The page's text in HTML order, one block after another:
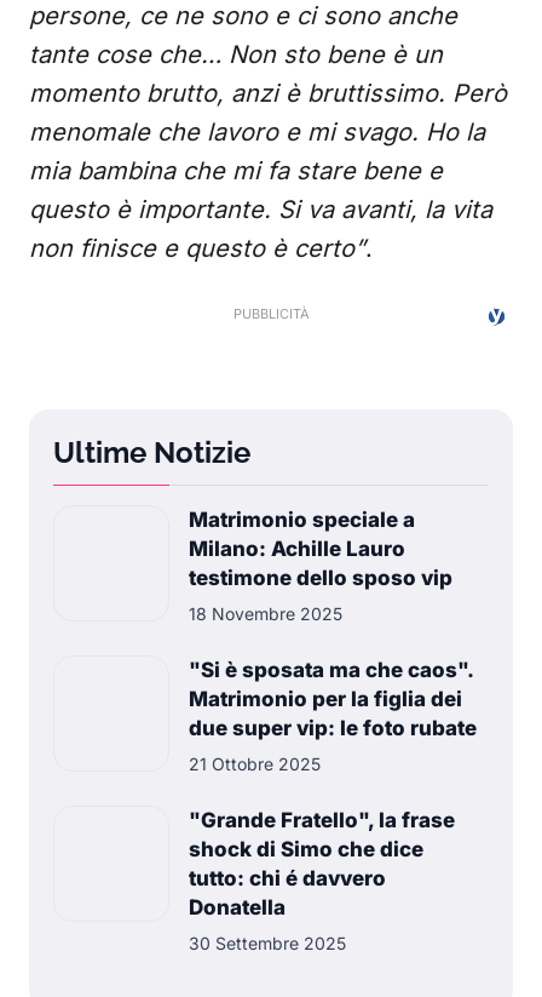
persone, ce ne sono e ci sono anche
tante cose che… Non sto bene è un
momento brutto, anzi è bruttissimo. Però
menomale che lavoro e mi svago. Ho la
mia bambina che mi fa stare bene e
questo è importante. Si va avanti, la vita
non finisce e questo è certo”.
Ultime Notizie
Matrimonio speciale a
Milano: Achille Lauro
testimone dello sposo vip
18 Novembre 2025
"Si è sposata ma che caos".
Matrimonio per la figlia dei
due super vip: le foto rubate
21 Ottobre 2025
"Grande Fratello", la frase
shock di Simo che dice
tutto: chi é davvero
Donatella
30 Settembre 2025